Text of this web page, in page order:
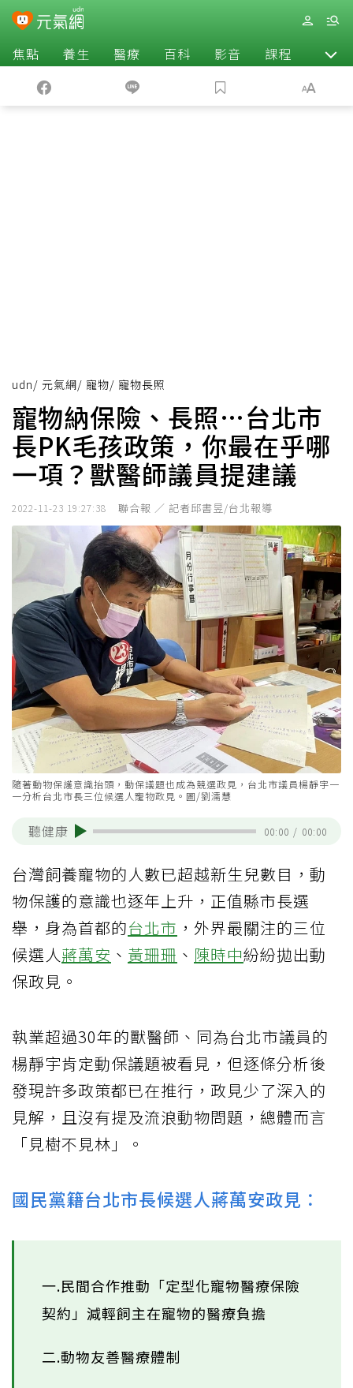
焦點 養生 醫療 百科 影音 課程 退休
udn/ 元氣網/ 寵物/ 寵物長照
寵物納保險、長照…台北市
長PK毛孩政策，你最在乎哪
一項？獸醫師議員提建議
2022-11-23 19:27:38 聯合報 ／ 記者邱書昱/台北報導
隨著動物保護意識抬頭，動保議題也成為競選政見，台北市議員楊靜宇一
一分析台北市長三位候選人寵物政見。圖/劉濡慧
聽健康 00:00 / 00:00
台灣飼養寵物的人數已超越新生兒數目，動
物保護的意識也逐年上升，正值縣市長選
舉，身為首都的台北市 ，外界最關注的三位
候選人蔣萬安 、 黃珊珊 、 陳時中紛紛拋出動
保政見。
執業超過30年的獸醫師、同為台北市議員的
楊靜宇肯定動保議題被看見，但逐條分析後
發現許多政策都已在推行，政見少了深入的
見解，且沒有提及流浪動物問題，總體而言
「見樹不見林」。
國民黨籍台北市長候選人蔣萬安政見：
一.民間合作推動「定型化寵物醫療保險
契約」減輕飼主在寵物的醫療負擔
二.動物友善醫療體制